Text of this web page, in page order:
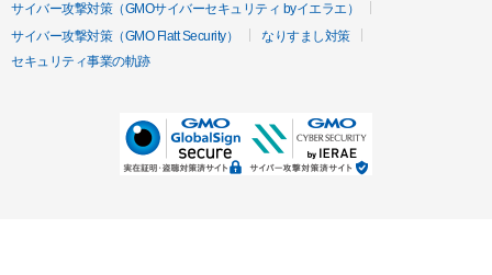
サイバー攻撃対策（GMOサイバーセキュリティ byイエラエ）
サイバー攻撃対策（GMO Flatt Security）
なりすまし対策
セキュリティ事業の軌跡